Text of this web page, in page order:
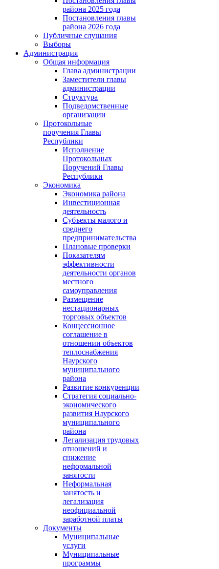
района 2025 года
Постановления главы
района 2026 года
Публичные слушания
Выборы
Администрация
Общая информация
Глава администрации
Заместители главы
администрации
Структура
Подведомственные
организации
Протокольные
поручения Главы
Республики
Исполнение
Протокольных
Поручений Главы
Республики
Экономика
Экономика района
Инвестиционная
деятельность
Субъекты малого и
среднего
предпринимательства
Плановые проверки
Показателям
эффективности
деятельности органов
местного
самоуправления
Размещение
нестационарных
торговых объектов
Концессионное
соглашение в
отношении объектов
теплоснабжения
Наурского
муниципального
района
Развитие конкуренции
Стратегия социально-
экономического
развития Наурского
муниципального
района
Легализация трудовых
отношений и
снижение
неформальной
занятости
Неформальная
занятость и
легализация
неофициальной
заработной платы
Документы
Муниципальные
услуги
Муниципальные
программы